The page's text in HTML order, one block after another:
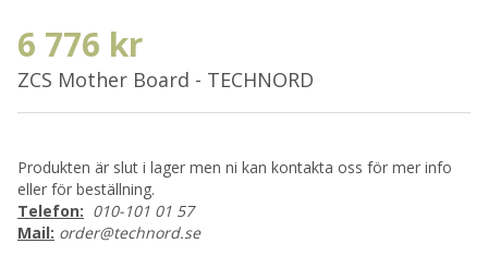
6 776 kr
ZCS Mother Board - TECHNORD
Produkten är slut i lager men ni kan kontakta oss för mer info
eller för beställning.
Telefon: 010-101 01 57
Mail: order@technord.se